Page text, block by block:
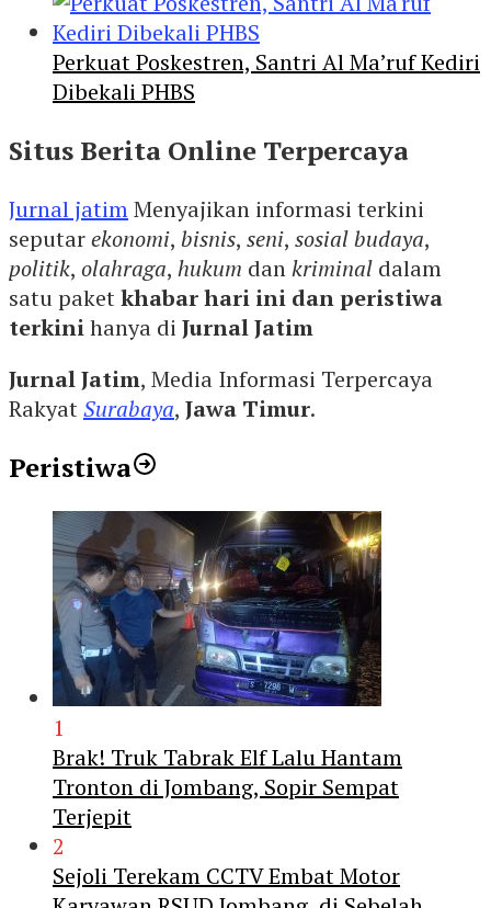
Perkuat Poskestren, Santri Al Ma’ruf Kediri
Dibekali PHBS
Situs Berita Online Terpercaya
Jurnal jatimMenyajikan informasi terkini
seputarekonomi, bisnis, seni, sosial budaya,
politik, olahraga, hukum dankriminal dalam
satu paketkhabar hari ini dan peristiwa
terkinihanya di Jurnal Jatim
Jurnal Jatim, Media Informasi Terpercaya
RakyatSurabaya, Jawa Timur.
Peristiwa
1
Brak! Truk Tabrak Elf Lalu Hantam
Tronton di Jombang, Sopir Sempat
Terjepit
2
Sejoli Terekam CCTV Embat Motor